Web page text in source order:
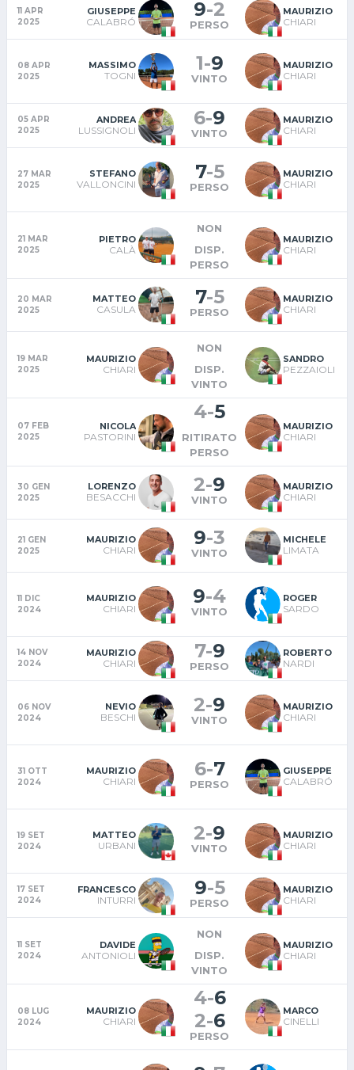
11 APR
2025
GIUSEPPE
CALABRÓ
9-2
PERSO
MAURIZIO
CHIARI
08 APR
2025
MASSIMO
TOGNI
1-9
VINTO
MAURIZIO
CHIARI
05 APR
2025
ANDREA
LUSSIGNOLI
6-9
VINTO
MAURIZIO
CHIARI
27 MAR
2025
STEFANO
VALLONCINI
7-5
PERSO
MAURIZIO
CHIARI
21 MAR
2025
PIETRO
CALÀ
NON
DISP.
PERSO
MAURIZIO
CHIARI
20 MAR
2025
MATTEO
CASULA
7-5
PERSO
MAURIZIO
CHIARI
19 MAR
2025
MAURIZIO
CHIARI
NON
DISP.
VINTO
SANDRO
PEZZAIOLI
07 FEB
2025
NICOLA
PASTORINI
4-5
RITIRATO
PERSO
MAURIZIO
CHIARI
30 GEN
2025
LORENZO
BESACCHI
2-9
VINTO
MAURIZIO
CHIARI
21 GEN
2025
MAURIZIO
CHIARI
9-3
VINTO
MICHELE
LIMATA
11 DIC
2024
MAURIZIO
CHIARI
9-4
VINTO
ROGER
SARDO
14 NOV
2024
MAURIZIO
CHIARI
7-9
PERSO
ROBERTO
NARDI
06 NOV
2024
NEVIO
BESCHI
2-9
VINTO
MAURIZIO
CHIARI
31 OTT
2024
MAURIZIO
CHIARI
6-7
PERSO
GIUSEPPE
CALABRÓ
19 SET
2024
MATTEO
URBANI
2-9
VINTO
MAURIZIO
CHIARI
17 SET
2024
FRANCESCO
INTURRI
9-5
PERSO
MAURIZIO
CHIARI
11 SET
2024
DAVIDE
ANTONIOLI
NON
DISP.
VINTO
MAURIZIO
CHIARI
08 LUG
2024
MAURIZIO
CHIARI
4-6
2-6
PERSO
MARCO
CINELLI